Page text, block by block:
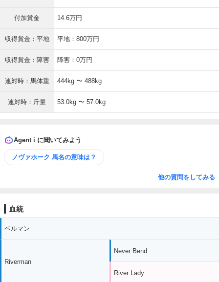
付加賞金 14.6万円
収得賞金：平地 平地：800万円
収得賞金：障害 障害：0万円
連対時：馬体重 444kg 〜 488kg
連対時：斤量 53.0kg 〜 57.0kg
Agent i に聞いてみよう
ノヴァホーク 馬名の意味は？
他の質問をしてみる
血統
ベルマン
Riverman
Never Bend
River Lady